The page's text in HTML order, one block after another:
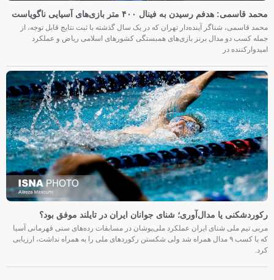
محمد قاسمی: هدفم رسیدن به فینال ۴۰۰ متر بازی‌های آسیایی ناگویاست
محمد قاسمی، شناگر آینده‌دار تهران که در یک سال گذشته با ثبت نتایج قابل توجه، از
جمله کسب دو مدال برنز بازی‌های همبستگی کشورهای اسلامی ریاض و عملکرد
امیدوارکننده در
رکوردشکنی یا مدال‌آوری؛ شنای جوانان ایران در تایلند موفق بود؟
مربی تیم ملی شنای ایران عملکرد ملی‌پوشان در مسابقات رده‌های سنی قهرمانی آسیا
که با کسب ۹ مدال همراه شد ولی شکستن رکوردهای ملی را به همراه نداشت، ارزیابی
کرد.